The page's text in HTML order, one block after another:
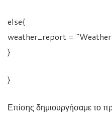
else{
weather_report =
}
}
Επίσης δημιουργήσαμε το